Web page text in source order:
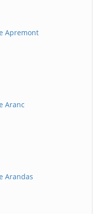
Apremont
Aranc
Arandas